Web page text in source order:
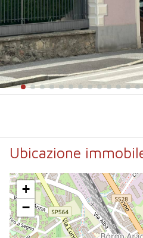
Ubicazione
+
−